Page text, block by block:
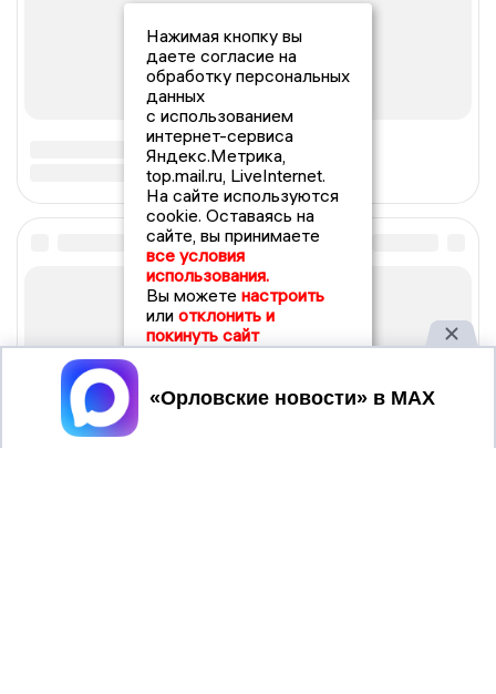
Нажимая кнопку вы
даете согласие на
обработку персональных
данных
с использованием
интернет-сервиса
Яндекс.Метрика,
top.mail.ru, LiveInternet.
На сайте используются
cookie. Оставаясь на
сайте, вы принимаете
все условия
использования.
Вы можете настроить
или отклонить и
покинуть сайт
Принять